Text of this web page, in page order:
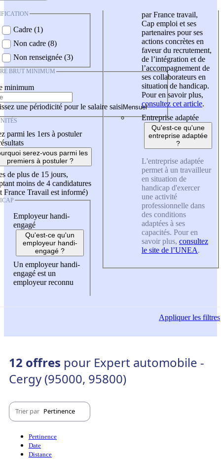
Cadre (1)
Non cadre (8)
Non renseignée (3)
BRUT MINIMUM
minimum
une périodicité pour le salaire saisi
parmi les 1ers à postuler
serez-vous parmi les
premiers à postuler ?
de plus de 15 jours,
moins de 4 candidatures
France Travail est informé)
Employeur handi-
engagé
Qu'est-ce qu'un
employeur handi-
engagé ?
Un employeur handi-
engagé est un
employeur reconnu
par France travail,
Cap emploi et ses
partenaires pour ses
actions concrètes en
faveur du recrutement,
de l’intégration et de
l’accompagnement de
ses collaborateurs en
situation de handicap.
Pour en savoir plus,
consultez cet article.
Entreprise adaptée
Qu'est-ce qu'une
entreprise adaptée
?
L'entreprise adaptée
permet à un travailleur
en situation de
handicap d'exercer
une activité
professionnelle dans
des conditions
adaptées à ses
capacités. Pour en
savoir plus, consultez
le site de l’UNEA.
Appliquerles filtres
12 offres pour Expert automobile -
Cergy (95000, 95800)
Trier par Pertinence
Pertinence
Date
Distance